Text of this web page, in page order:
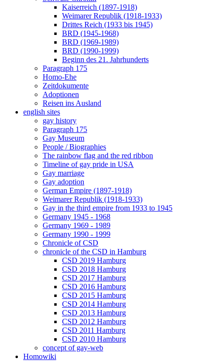
Kaiserreich (1897-1918)
Weimarer Republik (1918-1933)
Drittes Reich (1933 bis 1945)
BRD (1945-1968)
BRD (1969-1989)
BRD (1990-1999)
Beginn des 21. Jahrhunderts
Paragraph 175
Homo-Ehe
Zeitdokumente
Adoptionen
Reisen ins Ausland
english sites
gay history
Paragraph 175
Gay Museum
People / Biographies
The rainbow flag and the red ribbon
Timeline of gay pride in USA
Gay marriage
Gay adoption
German Empire (1897-1918)
Weimarer Republik (1918-1933)
Gay in the third empire from 1933 to 1945
Germany 1945 - 1968
Germany 1969 - 1989
Germany 1990 - 1999
Chronicle of CSD
chronicle of the CSD in Hamburg
CSD 2019 Hamburg
CSD 2018 Hamburg
CSD 2017 Hamburg
CSD 2016 Hamburg
CSD 2015 Hamburg
CSD 2014 Hamburg
CSD 2013 Hamburg
CSD 2012 Hamburg
CSD 2011 Hamburg
CSD 2010 Hamburg
concept of gay-web
Homowiki